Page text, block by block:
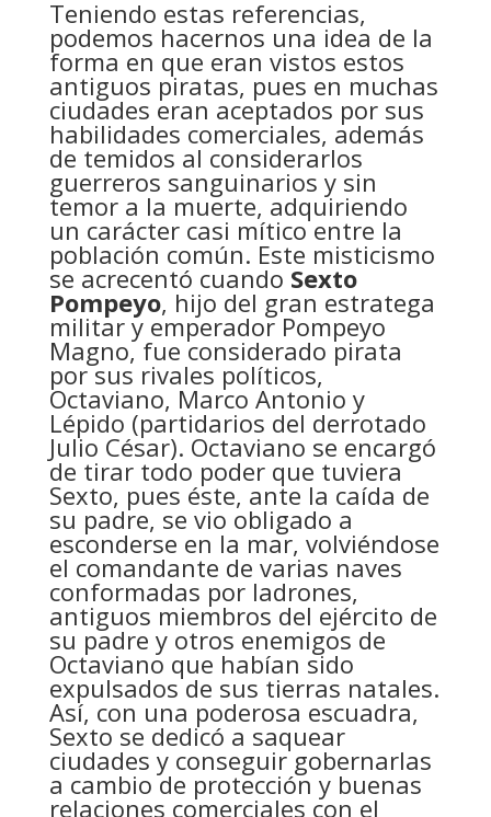
Teniendo estas referencias,
podemos hacernos una idea de la
forma en que eran vistos estos
antiguos piratas, pues en muchas
ciudades eran aceptados por sus
habilidades comerciales, además
de temidos al considerarlos
guerreros sanguinarios y sin
temor a la muerte, adquiriendo
un carácter casi mítico entre la
población común. Este misticismo
se acrecentó cuando Sexto
Pompeyo, hijo del gran estratega
militar y emperador Pompeyo
Magno, fue considerado pirata
por sus rivales políticos,
Octaviano, Marco Antonio y
Lépido (partidarios del derrotado
Julio César). Octaviano se encargó
de tirar todo poder que tuviera
Sexto, pues éste, ante la caída de
su padre, se vio obligado a
esconderse en la mar, volviéndose
el comandante de varias naves
conformadas por ladrones,
antiguos miembros del ejército de
su padre y otros enemigos de
Octaviano que habían sido
expulsados de sus tierras natales.
Así, con una poderosa escuadra,
Sexto se dedicó a saquear
ciudades y conseguir gobernarlas
a cambio de protección y buenas
relaciones comerciales con el